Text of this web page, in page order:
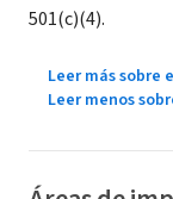
501(c)(4).
Leer más sobre
Leer menos